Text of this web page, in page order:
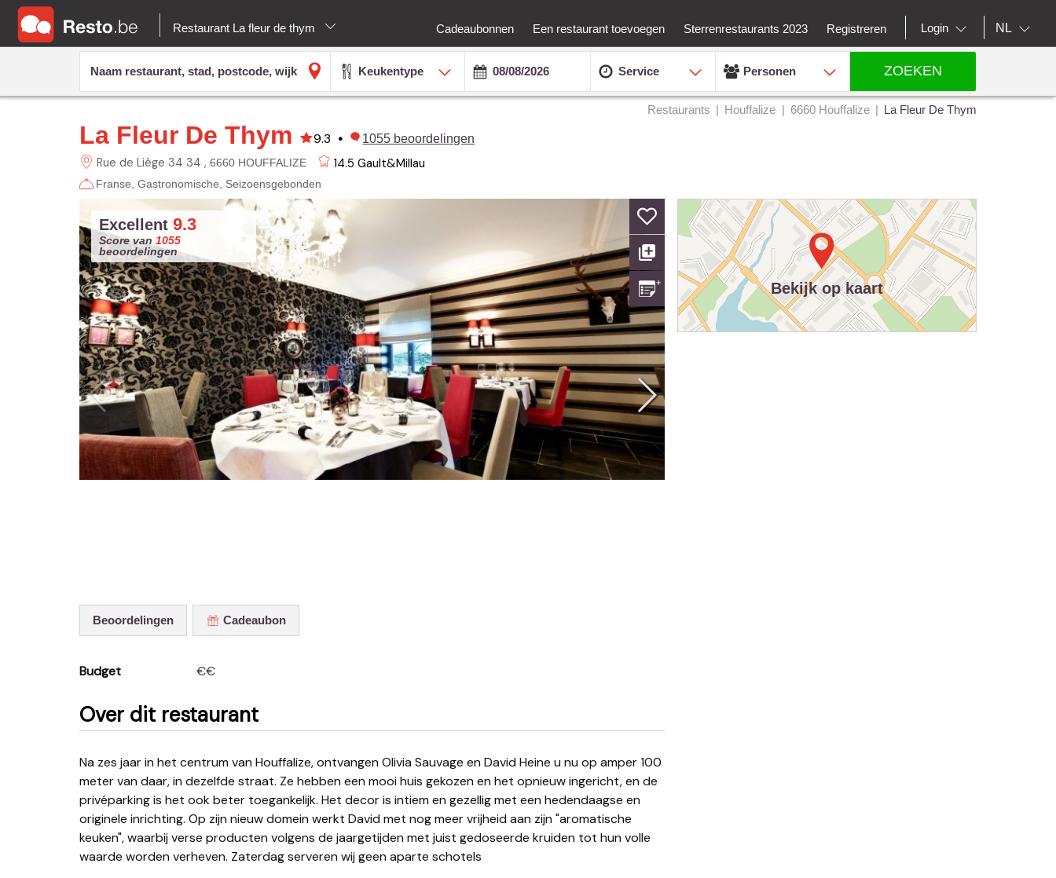
Restaurant La fleur de thym Cadeaubonnen Een restaurant toevoegen Sterrenrestaurants 2023 Registreren Login NL
Keukentype Service Personen ZOEKEN
Restaurants Houffalize 6660 Houffalize La Fleur De Thym
La Fleur De Thym 9.3 • 1055 beoordelingen
Rue de Liège 34 34 6660 HOUFFALIZE 14.5 Gault&Millau
Franse Gastronomische Seizoensgebonden
Excellent 9.3
Score van 1055
beoordelingen
Beoordelingen Cadeaubon
Budget €€
Over dit restaurant
Na zes jaar in het centrum van Houffalize, ontvangen Olivia Sauvage en David Heine u nu op amper 100
meter van daar, in dezelfde straat. Ze hebben een mooi huis gekozen en het opnieuw ingericht, en de
privéparking is het ook beter toegankelijk. Het decor is intiem en gezellig met een hedendaagse en
originele inrichting. Op zijn nieuw domein werkt David met nog meer vrijheid aan zijn "aromatische
keuken", waarbij verse producten volgens de jaargetijden met juist gedoseerde kruiden tot hun volle
waarde worden verheven. Zaterdag serveren wij geen aparte schotels
Bekijk op kaart